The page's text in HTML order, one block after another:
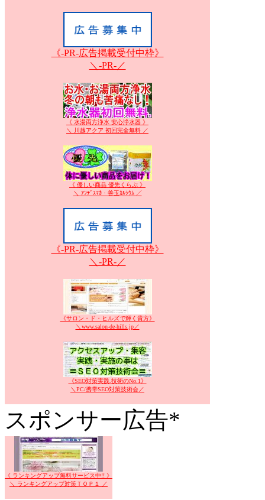
《-PR-広告掲載受付中枠》
＼-PR-／
《 水湯両方浄水 安心浄水器 》
＼ 川越アクア 初回完全無料 ／
《 優しい商品 優先くらぶ 》
＼ ｱﾝﾃﾞｽﾏｶ・善玉ｶﾙｼｳﾑ ／
《-PR-広告掲載受付中枠》
＼-PR-／
《サロン・ド・ヒルズで輝く貴方》
＼www.salon-de-hills.jp／
《SEO対策実践.技術のNo.1》
＼PC/携帯SEO対策技術会／
スポンサー広告*
《 ランキングアップ無料サービス中!! 》
＼ ランキングアップ対策ＴＯＰ１ ／